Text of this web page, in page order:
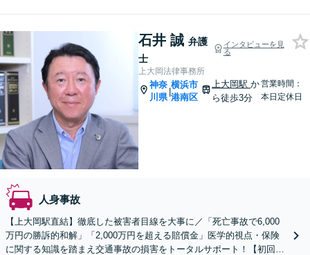
石井 誠 弁護
士
インタビューを見
る
上大岡法律事務所
神奈
川県
|
横浜市
港南区
上大岡駅か
ら徒歩3分
営業時間：
本日定休日
人身事故
【上大岡駅直結】徹底した被害者目線を大事に／「死亡事故で6,000
万円の勝訴的和解」「2,000万円を超える賠償金」医学的視点・保険
に関する知識を踏まえ交通事故の損害をトータルサポート！【初回相